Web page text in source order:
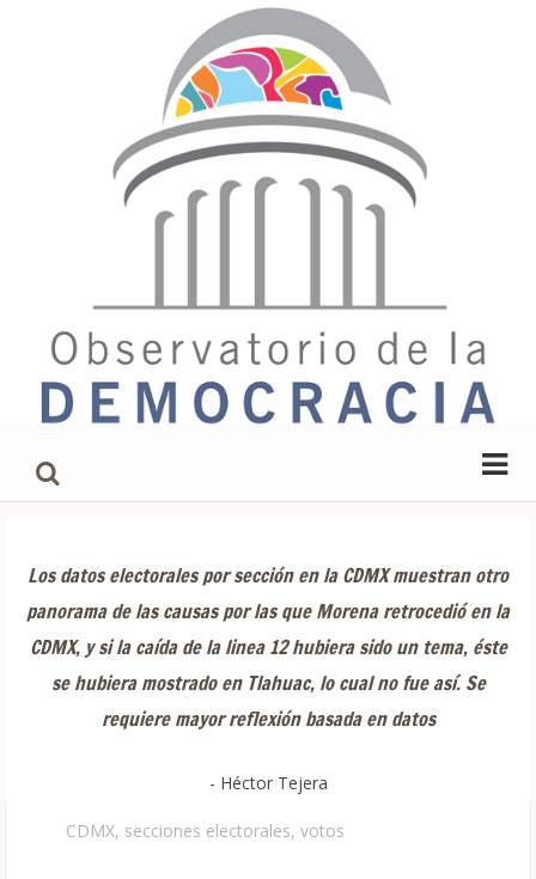
Los datos electorales por sección en la CDMX muestran otro
panorama de las causas por las que Morena retrocedió en la
CDMX, y si la caída de la linea 12 hubiera sido un tema, éste
se hubiera mostrado en Tlahuac, lo cual no fue así. Se
requiere mayor reflexión basada en datos
- Héctor Tejera
CDMX, secciones electorales, votos